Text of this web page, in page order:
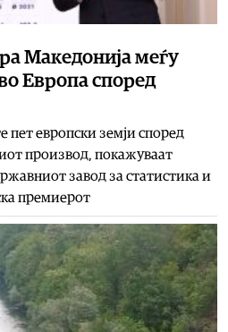
Македонија меѓу
Европа според
пет европски земји според
производ, покажуваат
завод за статистика и
премиерот